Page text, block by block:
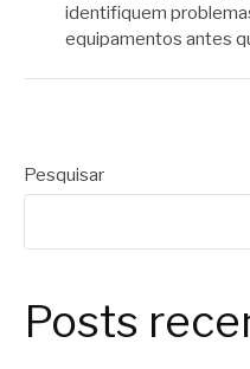
identifiquem
equipamentos antes
Pesquisar
Posts